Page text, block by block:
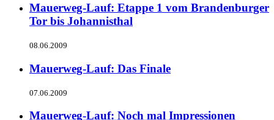
Mauerweg-Lauf: Etappe 1 vom Brandenburger
Tor bis Johannisthal
08.06.2009
Mauerweg-Lauf: Das Finale
07.06.2009
Mauerweg-Lauf: Noch mal Impressionen